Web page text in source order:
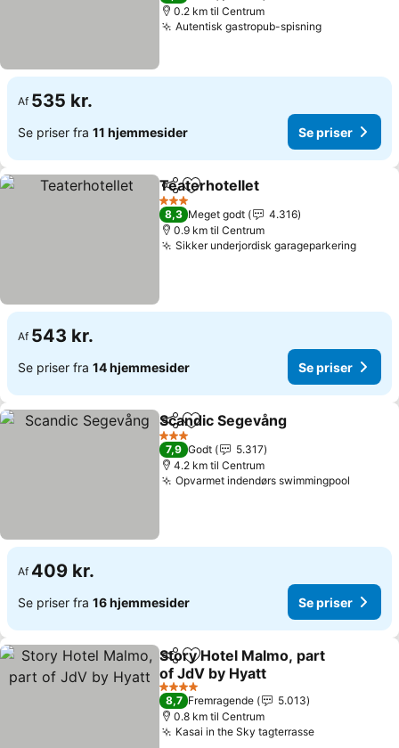
0.2 km til Centrum
Autentisk gastropub-spisningSe priser
Af 535 kr.
Se priser fra 11 hjemmesider Se priser
Del Føj til favoritter
Teaterhotellet
3 Stjerner
8,3 Meget godt
4.316
0.9 km til Centrum
Sikker underjordisk garageparkeringSe
Af 543 kr.
Se priser fra 14 hjemmesider Se priser
Del Føj til favoritter
Scandic Segevång
3 Stjerner
7,9 Godt
5.317
4.2 km til Centrum
Opvarmet indendørs swimmingpool
Af 409 kr.
Se priser fra 16 hjemmesider Se priser
Del Føj til favoritter
Story Hotel Malmo, part
of JdV by Hyatt
Se priser
4 Stjerner
8,7 Fremragende
5.013
0.8 km til Centrum
Kasai in the Sky tagterrasseSe priser